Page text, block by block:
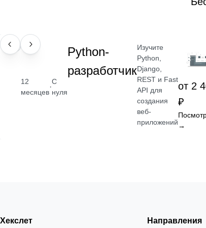
ПРОФЕССИЯ
12
месяцев
·
С
нуля
Python-
разработчик
Изучите
Python,
Django,
REST и Fast
API для
создания
веб-
приложений
от 2
₽
→
Хекслет Направления